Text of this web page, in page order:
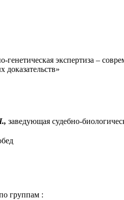
генетическая экспертиза –
доказательств»
заведующая судебно-
группам :